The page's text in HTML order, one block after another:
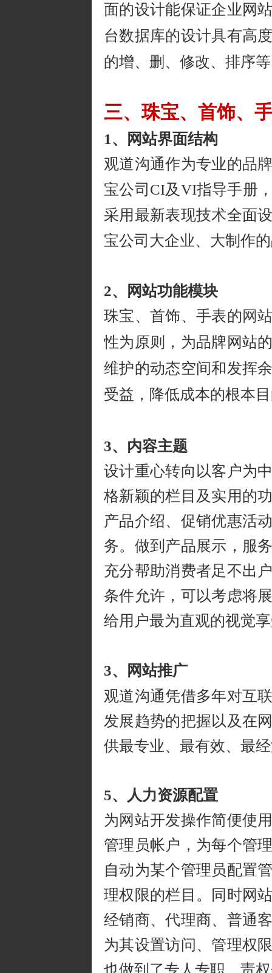
面的设计能保证企业网
台数据库的设计具有高
的增、删、修改、排序
三、珠宝、首饰、
1、网站界面结构
观道沟通作为专业的品
宝公司CI及VI指导手册
采用最新表现技术全面
宝公司大企业、大制作
2、网站功能模块
珠宝、首饰、手表的 网
性为原则，为品牌网站
维护的动态空间和发挥
受益，降低成本的根本
3、内容主题
设计重心转向以客户为
格新颖的栏目及实用的
产品介绍、促销优惠活
务。做到产品展示，服
充分帮助消费者足不出
条件允许，可以考虑将
给用户最为直观的视觉
3、网站推广
观道沟通凭借多年对互
发展趋势的把握以及在
供最专业、最有效、最
5、人力资源配置
为网站开发操作简便使
管理员帐户，为每个管
自动为某个管理员配置
理权限的栏目。同时网
经销商、代理商、普通
为其设置访问、管理权
也做到了专人专职，责